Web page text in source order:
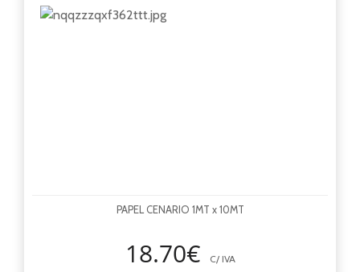
PAPEL CENARIO 1MT x 10MT
18.70€
C/ IVA